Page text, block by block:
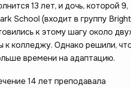
13 лет, и дочь, которой 9,
School (входит в группу
к этому шагу около
к колледжу. Однако решили,
времени на адаптацию.
14 лет преподавала